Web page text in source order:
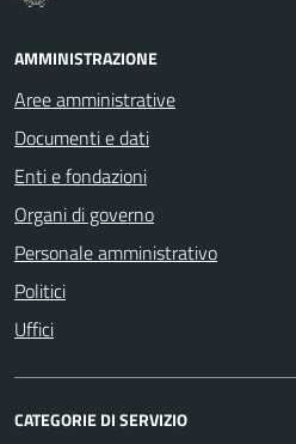
AMMINISTRAZIONE
Aree amministrative
Documenti e dati
Enti e fondazioni
Organi di governo
Personale amministrativo
Politici
Uffici
CATEGORIE DI SERVIZIO